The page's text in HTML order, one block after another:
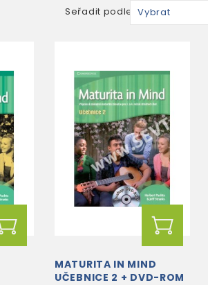
Seřadit podle: Vybrat
MATURITA IN MIND
UČEBNICE 2 + DVD-ROM